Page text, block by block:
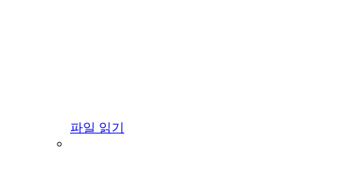
파일 읽기